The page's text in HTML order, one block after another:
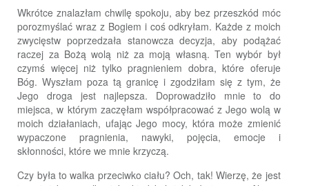
Wkrótce znalazłam chwilę spokoju, aby bez przeszkód móc
porozmyślać wraz z Bogiem i coś odkryłam. Każde z moich
zwycięstw poprzedzała stanowcza decyzja, aby podążać
raczej za Bożą wolą niż za moją własną. Ten wybór był
czymś więcej niż tylko pragnieniem dobra, które oferuje
Bóg. Wyszłam poza tą granicę i zgodziłam się z tym, że
Jego droga jest najlepsza. Doprowadziło mnie to do
miejsca, w którym zaczęłam współpracować z Jego wolą w
moich działaniach, ufając Jego mocy, która może zmienić
wypaczone pragnienia, nawyki, pojęcia, emocje i
skłonności, które we mnie krzyczą.
Czy była to walka przeciwko ciału? Och, tak! Wierzę, że jest